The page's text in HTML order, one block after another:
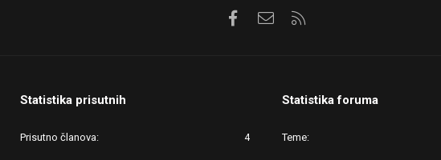
FacebookKontaktirajte nas
Statistika prisutnih
Prisutno članova 4
Statistika foruma
Teme